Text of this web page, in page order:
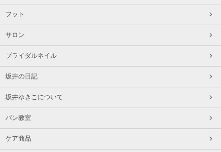
フット
サロン
ブライダルネイル
坂井の日記
坂井ゆきこについて
パン教室
ケア商品